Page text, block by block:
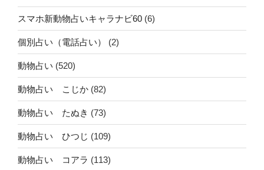
スマホ新動物占いキャラナビ60 (6)
個別占い（電話占い） (2)
動物占い (520)
動物占い こじか (82)
動物占い たぬき (73)
動物占い ひつじ (109)
動物占い コアラ (113)